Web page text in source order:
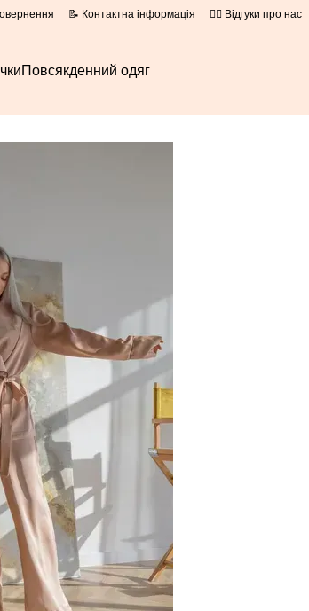
📝 Контактна інформація 👍🏻 Відгуки про нас
Повсякденний одяг